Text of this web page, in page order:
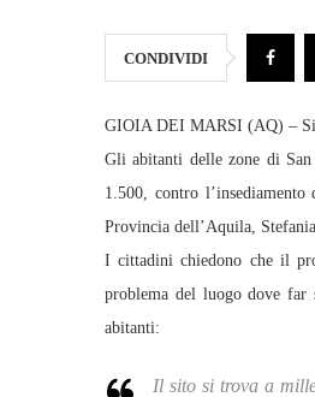
CONDIVIDI
GIOIA DEI MARSI (AQ) –
Gli abitanti delle zone di San
1.500, contro
Provincia dell’Aquila,
I cittadini chiedono che il
problema del luogo dove far
abitanti:
Il sito si trova a